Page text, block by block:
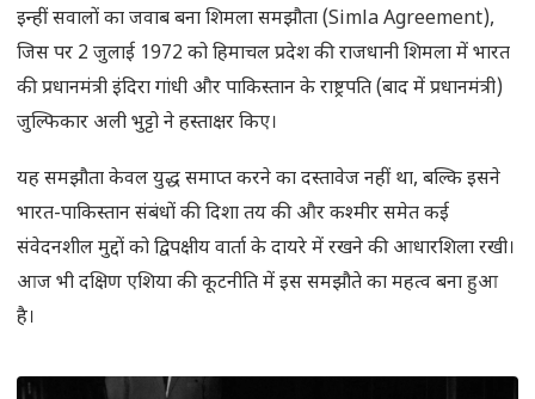
इन्हीं सवालों का जवाब बना शिमला समझौता (Simla Agreement),
जिस पर 2 जुलाई 1972 को हिमाचल प्रदेश की राजधानी शिमला में भारत
की प्रधानमंत्री इंदिरा गांधी और पाकिस्तान के राष्ट्रपति (बाद में प्रधानमंत्री)
जुल्फिकार अली भुट्टो ने हस्ताक्षर किए।
यह समझौता केवल युद्ध समाप्त करने का दस्तावेज नहीं था, बल्कि इसने
भारत-पाकिस्तान संबंधों की दिशा तय की और कश्मीर समेत कई
संवेदनशील मुद्दों को द्विपक्षीय वार्ता के दायरे में रखने की आधारशिला रखी।
आज भी दक्षिण एशिया की कूटनीति में इस समझौते का महत्व बना हुआ
है।